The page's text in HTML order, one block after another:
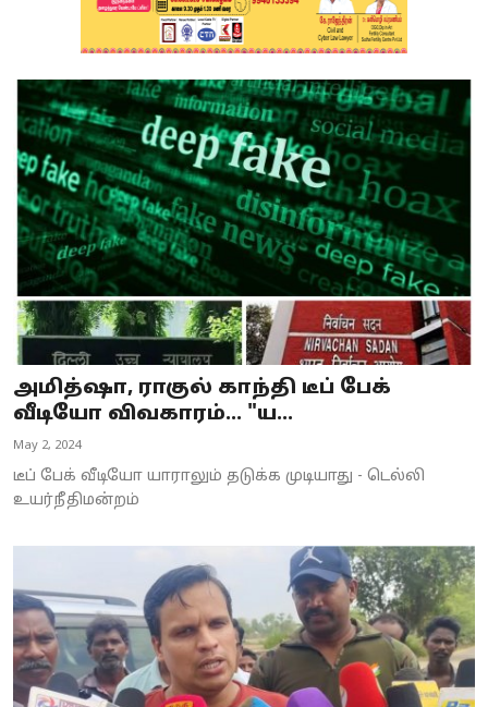
அமித்ஷா, ராகுல் காந்தி டீப் பேக்
வீடியோ விவகாரம்... "ய...
May 2, 2024
டீப் பேக் வீடியோ யாராலும் தடுக்க முடியாது - டெல்லி
உயர்நீதிமன்றம்